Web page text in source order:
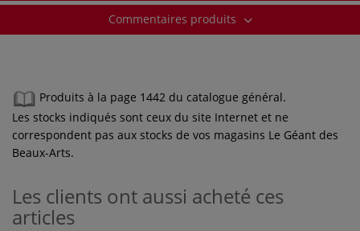
Commentaires produits
Produits à la page 1442 du catalogue général.
Les stocks indiqués sont ceux du site Internet et ne
correspondent pas aux stocks de vos magasins Le Géant des
Beaux-Arts.
Les clients ont aussi acheté ces
articles